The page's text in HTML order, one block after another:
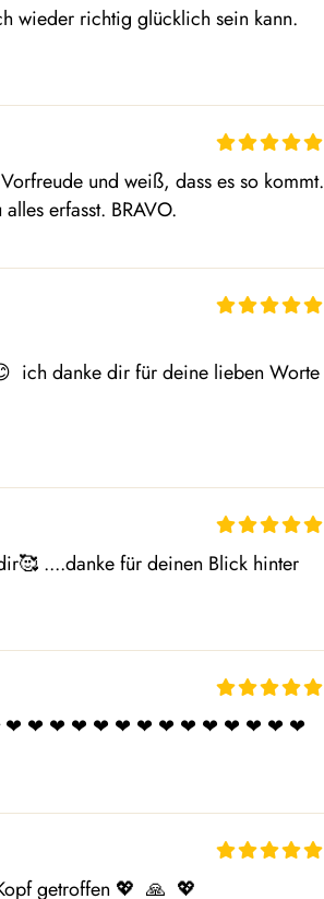
wieder richtig glücklich sein kann.
und weiß, dass es so kommt.
erfasst. BRAVO.
ich danke dir für deine lieben Worte
....danke für deinen Blick hinter
❤ ️❤ ️❤ ️❤ ️❤ ️❤ ️❤ ️❤ ️❤ ️❤ ️❤ ️❤ ️❤ ️❤
getroffen 💖  🙏  💖